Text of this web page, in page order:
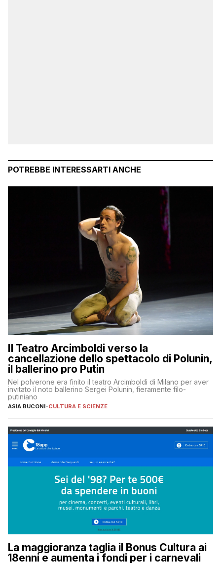
POTREBBE INTERESSARTI ANCHE
Il Teatro Arcimboldi verso la
cancellazione dello spettacolo di Polunin,
il ballerino pro Putin
Nel polverone era finito il teatro Arcimboldi di Milano per aver
invitato il noto ballerino Sergei Polunin, fieramente filo-
putiniano
ASIA BUCONI-CULTURA E SCIENZE
La maggioranza taglia il Bonus Cultura ai
18enni e aumenta i fondi per i carnevali